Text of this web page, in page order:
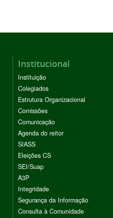
Institucional
Instituição
Colegiados
Estrutura Organizacional
Comissões
Comunicação
Agenda do reitor
SIASS
Eleições CS
SEI/Suap
A3P
Integridade
Segurança da Informação
Consulta à Comunidade